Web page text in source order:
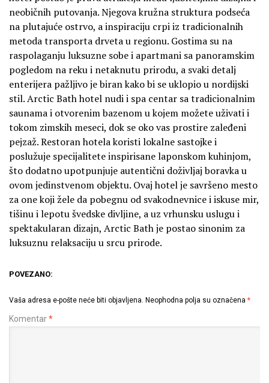
neobičnih putovanja. Njegova kružna struktura podseća
na plutajuće ostrvo, a inspiraciju crpi iz tradicionalnih
metoda transporta drveta u regionu. Gostima su na
raspolaganju luksuzne sobe i apartmani sa panoramskim
pogledom na reku i netaknutu prirodu, a svaki detalj
enterijera pažljivo je biran kako bi se uklopio u nordijski
stil. Arctic Bath hotel nudi i spa centar sa tradicionalnim
saunama i otvorenim bazenom u kojem možete uživati i
tokom zimskih meseci, dok se oko vas prostire zaleđeni
pejzaž. Restoran hotela koristi lokalne sastojke i
poslužuje specijalitete inspirisane laponskom kuhinjom,
što dodatno upotpunjuje autentični doživljaj boravka u
ovom jedinstvenom objektu. Ovaj hotel je savršeno mesto
za one koji žele da pobegnu od svakodnevnice i iskuse mir,
tišinu i lepotu švedske divljine, a uz vrhunsku uslugu i
spektakularan dizajn, Arctic Bath je postao sinonim za
luksuznu relaksaciju u srcu prirode.
POVEZANO:
Vaša adresa e-pošte neće biti objavljena. Neophodna polja su označena *
Komentar*